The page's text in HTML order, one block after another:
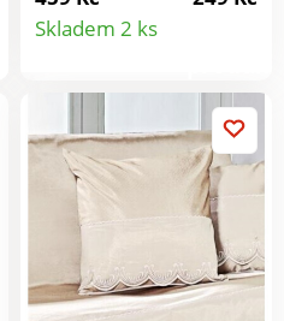
Skladem 2 ks
Detail